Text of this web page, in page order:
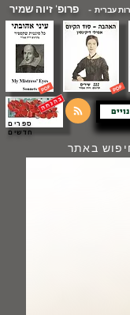
עברית -פרופ' זיוה שמיר
ספרים
חדשים
באתר